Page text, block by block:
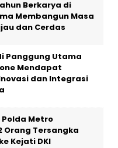
Berkarya di
Membangun Masa
dan Cerdas
Panggung Utama
Mendapat
dan Integrasi
Polda Metro
Orang Tersangka
Kejati DKI